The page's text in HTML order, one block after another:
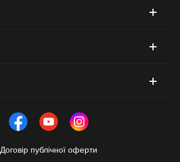
Договір публічної оферти